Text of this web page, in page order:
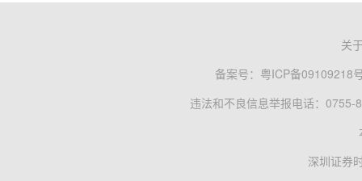
关
备案号： 粤ICP备09109218
违法和不良信息举报电话：0755-
深圳证券